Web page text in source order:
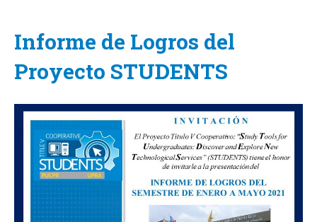
Informe de Logros del
Proyecto STUDENTS